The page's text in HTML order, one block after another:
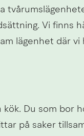
Vi finns
lägenhet där
Du som bor
på saker